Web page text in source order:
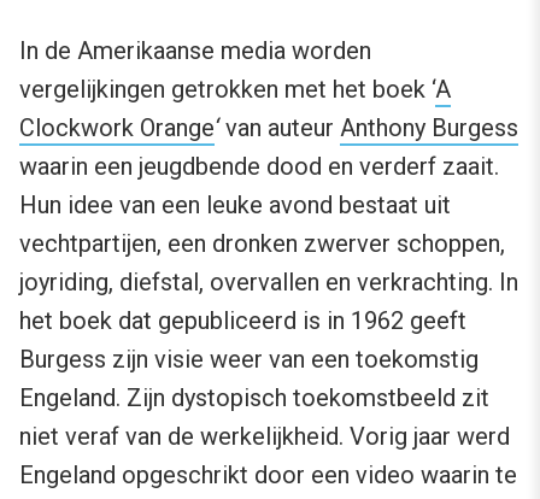
In de Amerikaanse media worden
vergelijkingen getrokken met het boek ‘A
Clockwork Orange‘van auteur Anthony Burgess
waarin een jeugdbende dood en verderf zaait.
Hun idee van een leuke avond bestaat uit
vechtpartijen, een dronken zwerver schoppen,
joyriding, diefstal, overvallen en verkrachting. In
het boek dat gepubliceerd is in 1962 geeft
Burgess zijn visie weer van een toekomstig
Engeland. Zijn dystopisch toekomstbeeld zit
niet veraf van de werkelijkheid. Vorig jaar werd
Engeland opgeschrikt door een video waarin te